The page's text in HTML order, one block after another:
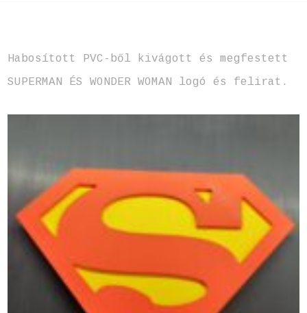
Habosított PVC-ből kivágott és megfestett
SUPERMAN ÉS WONDER WOMAN logó és felirat.